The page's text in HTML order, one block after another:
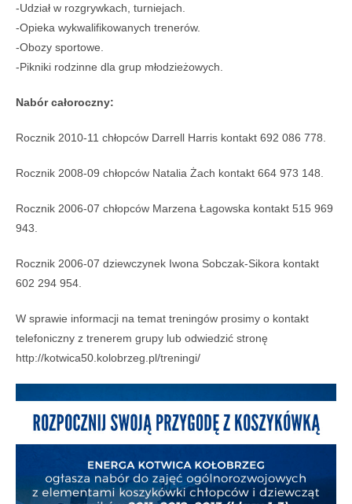
-Udział w rozgrywkach, turniejach.
-Opieka wykwalifikowanych trenerów.
-Obozy sportowe.
-Pikniki rodzinne dla grup młodzieżowych.
Nabór całoroczny:
Rocznik 2010-11 chłopców Darrell Harris kontakt 692 086 778.
Rocznik 2008-09 chłopców Natalia Żach kontakt 664 973 148.
Rocznik 2006-07 chłopców Marzena Łagowska kontakt 515 969
943.
Rocznik 2006-07 dziewczynek Iwona Sobczak-Sikora kontakt
602 294 954.
W sprawie informacji na temat treningów prosimy o kontakt
telefoniczny z trenerem grupy lub odwiedzić stronę
http://kotwica50.kolobrzeg.pl/treningi/